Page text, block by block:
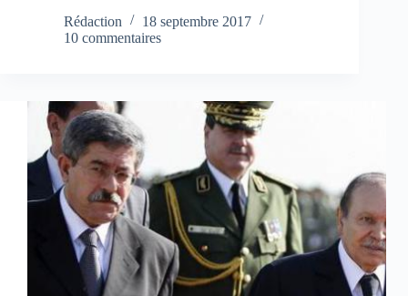
Rédaction
18 septembre 2017
10 commentaires